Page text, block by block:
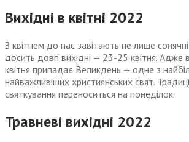
Вихідні в квітні 2022
З квітнем до нас завітають не лише сонячні
досить довгі вихідні — 23-25 квітня.
квітня припадає Великдень — одне з
найважливіших християнських свят.
святкування переноситься на понеділок.
Травневі вихідні 2022